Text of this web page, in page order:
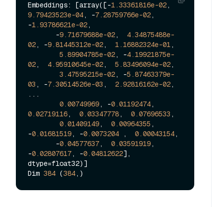
Embeddings: [array([-1.33361816e-02
,
9.79423523e-04, -7.28759766e-02,
-1.93786621e-02,
       -
9.71679688e-02, 4.34875488e-
02, -9.81445312e-02, 1.16882324e-01,
5.89904785e-02, -4.19921875e-
02, 4.95910645e-02, 5.83496094e-02,
3.47595215e-02, -5.87463379e-
03 , -7.30514526e-03 , 2.92816162e-02,
...
0.00749969, -0.01192474
0.02719116, 0.03347778, 0.07696533 ,
0.01409149, 0.00964355 ,
-0.01681519, -0.0073204 , 0.00043154,
       -
0.04577637, 0.03591919,
-0.02807617, -0.04812622],
dtype=float32)]
Dim 384 (384